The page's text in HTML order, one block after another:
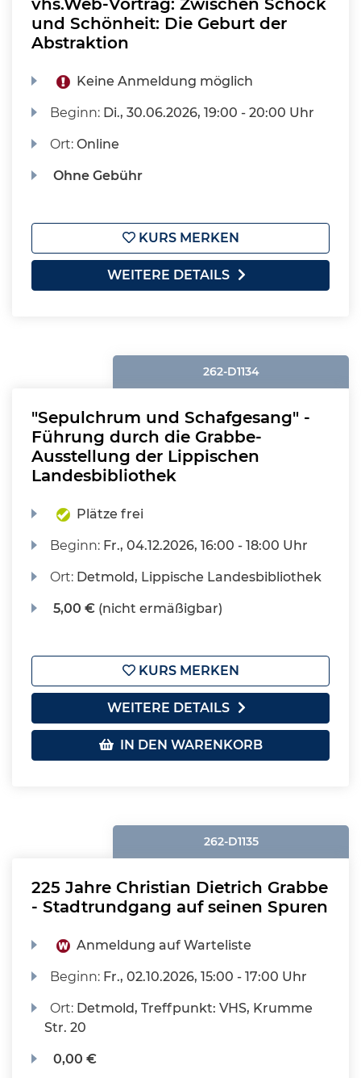
und Schönheit: Die Geburt der
Abstraktion
Keine Anmeldung möglich
Beginn: Di., 30.06.2026, 19:00 - 20:00 Uhr
Ort:Online
Ohne Gebühr
KURS MERKEN
WEITERE DETAILS
262-D1134
"Sepulchrum und Schafgesang" -
Führung durch die Grabbe-
Ausstellung der Lippischen
Landesbibliothek
Plätze frei
Beginn: Fr., 04.12.2026, 16:00 - 18:00 Uhr
Ort: Detmold, Lippische Landesbibliothek
5,00 € (nicht ermäßigbar)
KURS MERKEN
WEITERE DETAILS
IN DEN WARENKORB
262-D1135
225 Jahre Christian Dietrich Grabbe
- Stadtrundgang auf seinen Spuren
Anmeldung auf Warteliste
Beginn: Fr., 02.10.2026, 15:00 - 17:00 Uhr
Ort: Detmold, Treffpunkt: VHS, Krumme
Str. 20
0,00 €